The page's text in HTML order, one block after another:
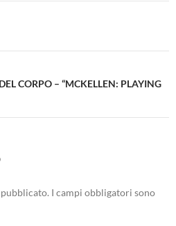
CORPO – “MCKELLEN: PLAYING
I campi obbligatori sono